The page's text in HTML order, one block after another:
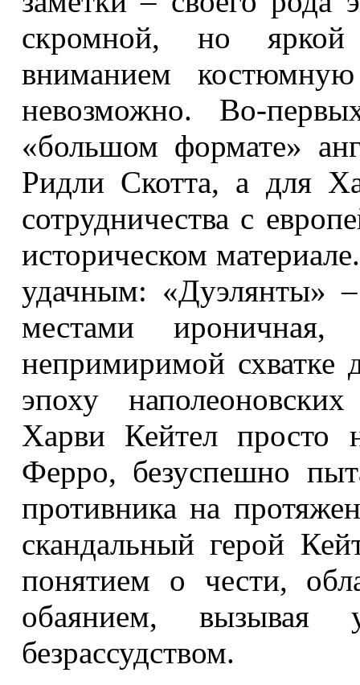
скромной, но
вниманием
невозможно. Во-
«большом формате»
Ридли Скотта, а для
сотрудничества с
историческом
удачным: «Дуэлянты» –
местами
непримиримой схватке
эпоху
Харви Кейтел просто
Ферро, безуспешно
противника на
скандальный герой
понятием о чести,
обаянием, вызывая
безрассудством.